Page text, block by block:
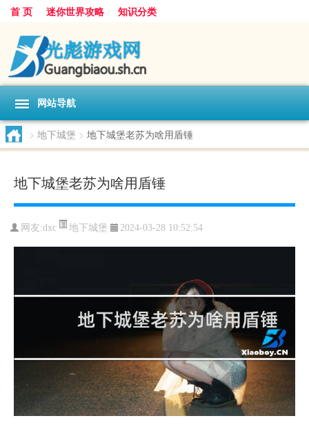
首 页 迷你世界攻略 知识分类
网站导航
> 地下城堡 > 地下城堡老苏为啥用盾锤
地下城堡老苏为啥用盾锤
网友:dxc 地下城堡 2024-03-28 10:52:54